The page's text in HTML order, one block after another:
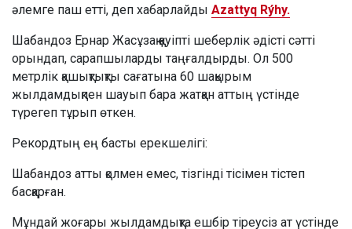
әлемге паш етті, деп хабарлайды Azattyq Rýhy.
Шабандоз Ернар Жасұзақ қауіпті шеберлік әдісті сәтті
орындап, сарапшыларды таңғалдырды. Ол 500
метрлік қашықтықты сағатына 60 шақырым
жылдамдықпен шауып бара жатқан аттың үстінде
түрегеп тұрып өткен.
Рекордтың ең басты ерекшелігі:
Шабандоз атты қолмен емес, тізгінді тісімен тістеп
басқарған.
Мұндай жоғары жылдамдықта ешбір тіреусіз ат үстінде